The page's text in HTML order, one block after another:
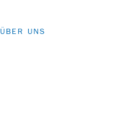
ÜBER UNS